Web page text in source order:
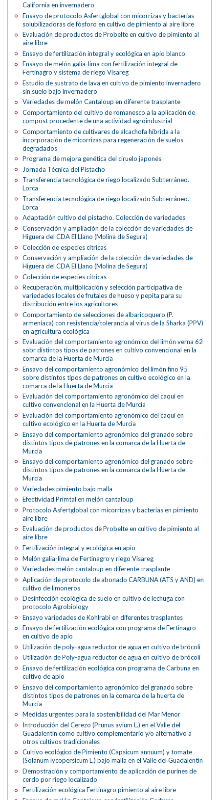
California en invernadero
Ensayo de protocolo Asfertglobal con micorrizas y bacterias
solubilizadoras de fósforo en cultivo de pimiento al aire libre
Evaluación de productos de Probelte en cultivo de pimiento al
aire libre
Ensayo de fertilización integral y ecológica en apio blanco
Ensayo de melón galia-lima con fertilización integral de
Fertinagro y sistema de riego Visareg
Estudio de sustrato de lava en cultivo de pimiento invernadero
sin suelo bajo invernadero
Variedades de melón Cantaloup en diferente trasplante
Comportamiento del cultivo de romanesco a la aplicación de
compost procedente de una actividad agroindustrial
Comportamiento de cultivares de alcachofa híbrida a la
incorporación de micorrizas para regeneración de suelos
degradados
Programa de mejora genética del ciruelo japonés
Jornada Técnica del Pistacho
Transferencia tecnológica de riego localizado Subterráneo.
Lorca
Transferencia tecnológica de riego localizado Subterráneo.
Lorca
Adaptación cultivo del pistacho. Colección de variedades
Conservación y ampliación de la colección de variedades de
Higuera del CDA El Llano (Molina de Segura)
Colección de especies cítricas
Conservación y ampliación de la colección de variedades de
Higuera del CDA El Llano (Molina de Segura)
Colección de especies cítricas
Recuperación, multiplicación y selección participativa de
variedades locales de frutales de hueso y pepita para su
distribución entre los agricultores
Comportamiento de selecciones de albaricoquero (P.
armeniaca) con resistencia/tolerancia al virus de la Sharka (PPV)
en agricultura ecológica
Evaluación del comportamiento agronómico del limón verna 62
sobr distintos tipos de patrones en cultivo convencional en la
comarca de la Huerta de Murcia
Ensayo del comportamiento agronómico del limón fino 95
sobre distintos tipos de patrones en cultivo ecológico en la
comarca de la Huerta de Murcia
Evaluación del comportamiento agronómico del caqui en
cultivo convencional en la Huerta de Murcia
Evaluación del comportamiento agronómico del caqui en
cultivo ecológico en la Huerta de Murcia
Ensayo del comportamiento agronómico del granado sobre
distintos tipos de patrones en la comarca de la Huerta de
Murcia
Ensayo del comportamiento agronómico del granado sobre
distintos tipos de patrones en la comarca de la Huerta de
Murcia
Variedades pimiento bajo malla
Efectividad Primtal en melón cantaloup
Protocolo Asfertglobal con micorrizas y bacterias en pimiento
aire libre
Evaluación de productos de Probelte en cultivo de pimiento al
aire libre
Fertilización integral y ecológica en apio
Melón galia-lima de Fertinagro y riego Visareg
Variedades melón cantaloup en diferente trasplante
Aplicación de protocolo de abonado CARBUNA (ATS y AND) en
cultivo de limoneros
Desinfección ecológica de suelo en cultivo de lechuga con
protocolo Agrobiology
Ensayo variedades de Kohlrabi en diferentes trasplantes
Ensayo de fertilización ecológica con programa de Fertinagro
en cultivo de apio
Utilización de poly-agua reductor de agua en cultivo de brócoli
Utilización de Poly-agua reductor de agua en cultivo de brócoli
Ensayo de fertilización ecológica con programa de Carbuna en
cultivo de apio
Ensayo del comportamiento agronómico del granado sobre
distintos tipos de patrones en la comarca de la huerta de
Murcia
Medidas urgentes para la sostenibilidad del Mar Menor
Introducción del Cerezo (Prunus avium L.) en el Valle del
Guadalentín como cultivo complementario y/o alternativo a
otros cultivos tradicionales
Cultivo ecológico de Pimiento (Capsicum annuum) y tomate
(Solanum lycopersicum L.) bajo malla en el Valle del Guadalentín
Demostración y comportamiento de aplicación de purines de
cerdo por riego localizado
Fertilización ecológica Fertinagro pimiento al aire libre